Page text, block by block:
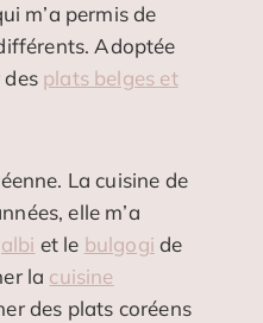
m’a permis de
Adoptée
des plats belges et
La cuisine de
elle m’a
et le bulgogi de
la cuisine
des plats coréens